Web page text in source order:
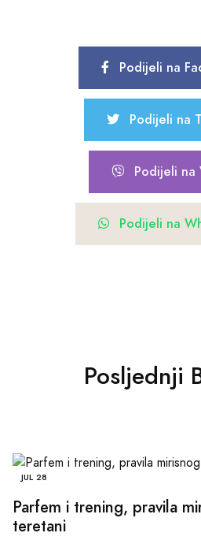
Podijeli na
Podijeli na
Podijeli na
Podijeli na
Posljednji
JUL 28
Parfem i trening, pravila
teretani